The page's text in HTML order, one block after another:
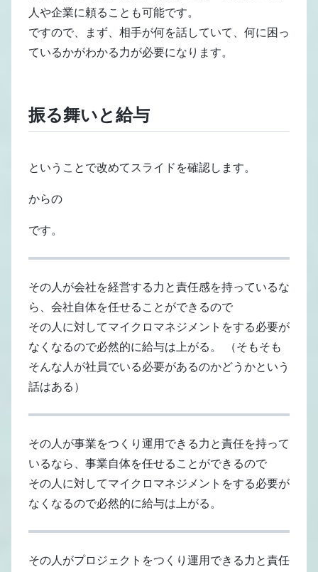
人や企業に頼ることも可能です。
ですので、まず、相手が何を話していて、何に困っ
ているかがわかる力が必要になります。
振る舞いと給与
ということで改めてスライドを確認します。
からの
です。
その人が会社を経営する力と責任感を持っているな
ら、会社自体を任せることができるので
その人に対してマイクロマネジメントをする必要が
なくなるので必然的に給与は上がる。 （そもそも
そんな人が社員でいる必要があるのかどうかという
話はある）
その人が事業をつくり運用できる力と責任を持って
いるなら、事業自体を任せることができるので
その人に対してマイクロマネジメントをする必要が
なくなるので必然的に給与は上がる。
その人がプロジェクトをつくり運用できる力と責任